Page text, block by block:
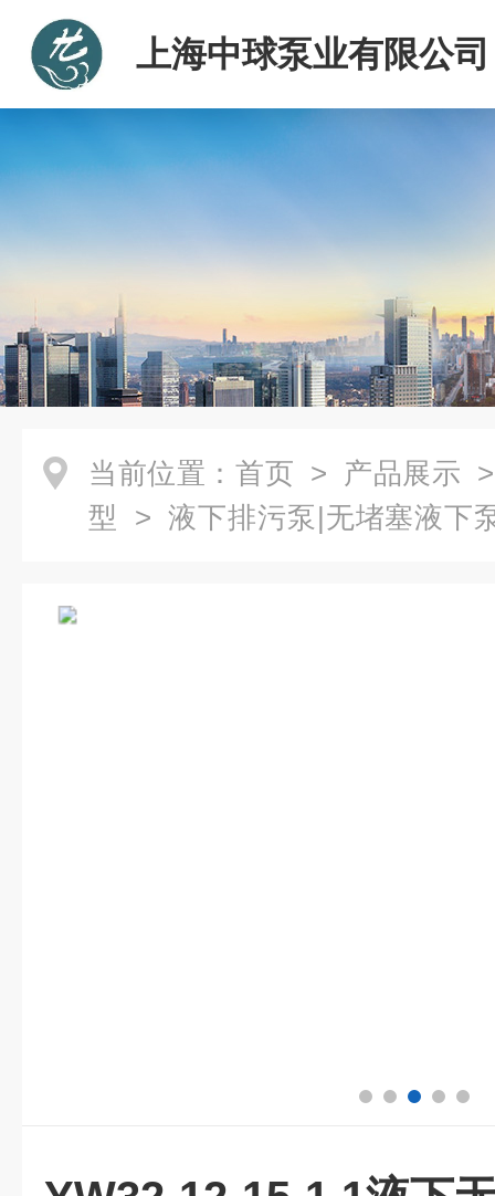
上海中球泵业有限公司
当前位置： 首页 > 产品展示
型 > 液下排污泵|无堵塞液下